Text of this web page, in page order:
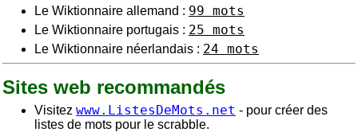
Le Wiktionnaire allemand : 99 mots
Le Wiktionnaire portugais : 25 mots
Le Wiktionnaire néerlandais : 24 mots
Sites web recommandés
Visitez www.ListesDeMots.net - pour créer des
listes de mots pour le scrabble.